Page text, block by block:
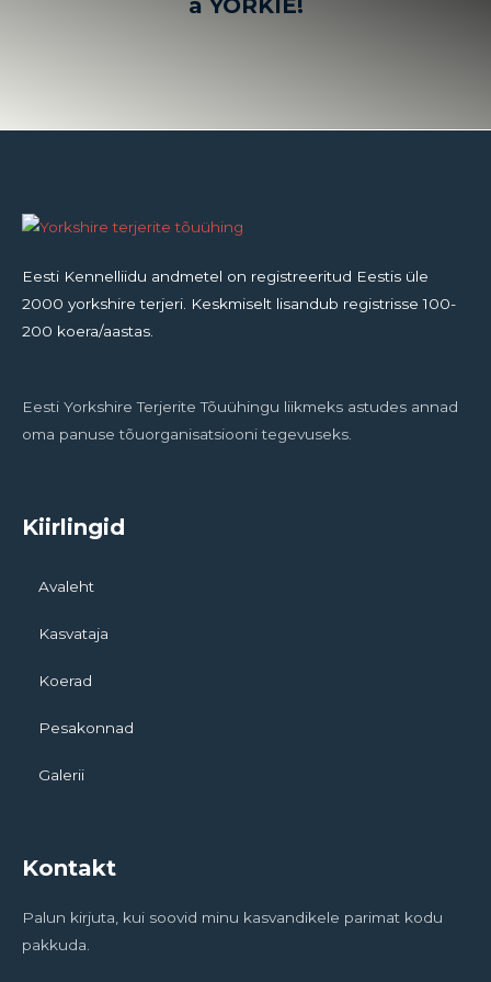
a YORKIE!
Eesti Kennelliidu andmetel on registreeritud Eestis üle
2000 yorkshire terjeri. Keskmiselt lisandub registrisse 100-
200 koera/aastas.
Eesti Yorkshire Terjerite Tõuühingu liikmeks astudes annad
oma panuse tõuorganisatsiooni tegevuseks.
Kiirlingid
Avaleht
Kasvataja
Koerad
Pesakonnad
Galerii
Kontakt
Palun kirjuta, kui soovid minu kasvandikele parimat kodu
pakkuda.